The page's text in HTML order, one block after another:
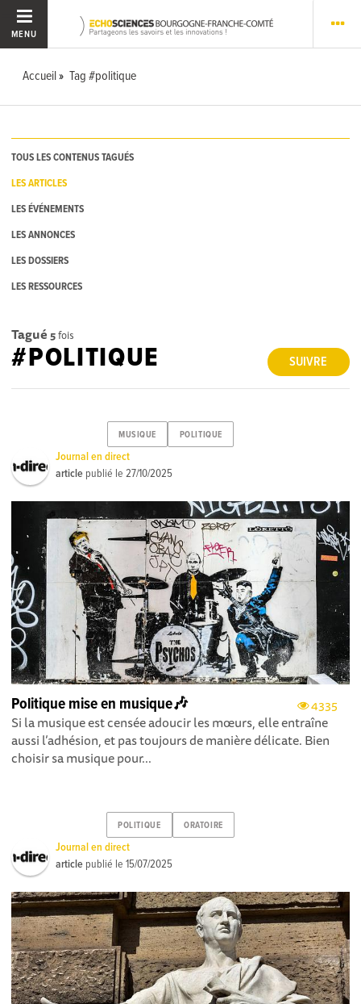
MENU
Accueil Tag #politique
TOUS LES CONTENUS TAGUÉS
LES ARTICLES
LES ÉVÉNEMENTS
LES ANNONCES
LES DOSSIERS
LES RESSOURCES
Tagué 5fois
SUIVRE
#POLITIQUE
MUSIQUE POLITIQUE
Journal en direct
article publié le27/10/2025
4335
Politique mise en musique🎶
Si la musique est censée adoucir les mœurs, elle entraîne
aussi l’adhésion, et pas toujours de manière délicate. Bien
choisir sa musique pour...
POLITIQUE ORATOIRE
Journal en direct
article publié le15/07/2025